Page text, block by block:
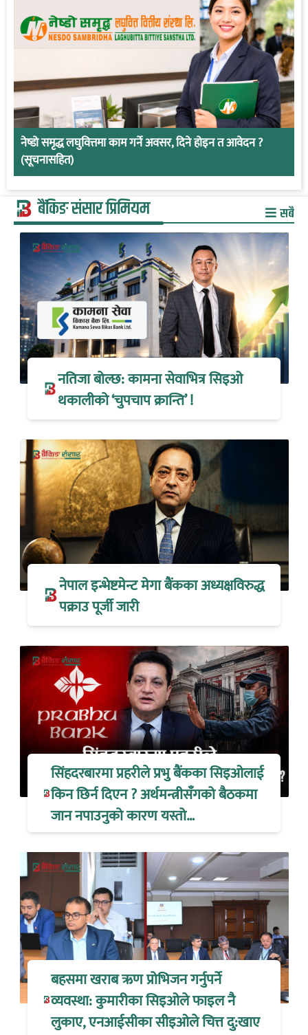
नेष्डो समृद्ध लघुवित्तमा काम गर्ने अवसर, दिने होइन त आवेदन ?
(सूचनासहित)
बैंकिङ संसार प्रिमियम सबै
नतिजा बोल्छ: कामना सेवाभित्र सिइओ
थकालीको ‘चुपचाप क्रान्ति’ !
नेपाल इन्भेष्टमेन्ट मेगा बैंकका अध्यक्षविरुद्ध
पक्राउ पूर्जी जारी
सिंहदरबारमा प्रहरीले प्रभु बैंकका सिइओलाई
किन छिर्न दिएन ? अर्थमन्त्रीसँगको बैठकमा
जान नपाउनुको कारण यस्तो…
बहसमा खराब ऋण प्रोभिजन गर्नुपर्ने
व्यवस्था: कुमारीका सिइओले फाइल नै
लुकाए, एनआईसीका सीइओले चित्त दु:खाए